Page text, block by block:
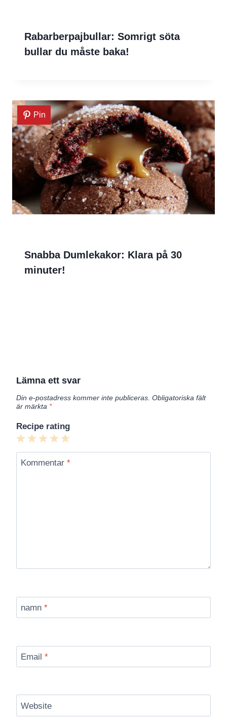
Rabarberpajbullar: Somrigt söta
bullar du måste baka!
Pin
Snabba Dumlekakor: Klara på 30
minuter!
Lämna ett svar
Din e-postadress kommer inte publiceras. Obligatoriska fält
är märkta *
Recipe rating
5
Stars
4
Stars
3
Stars
2
Stars
1
Star
Kommentar *
namn *
Email *
Website